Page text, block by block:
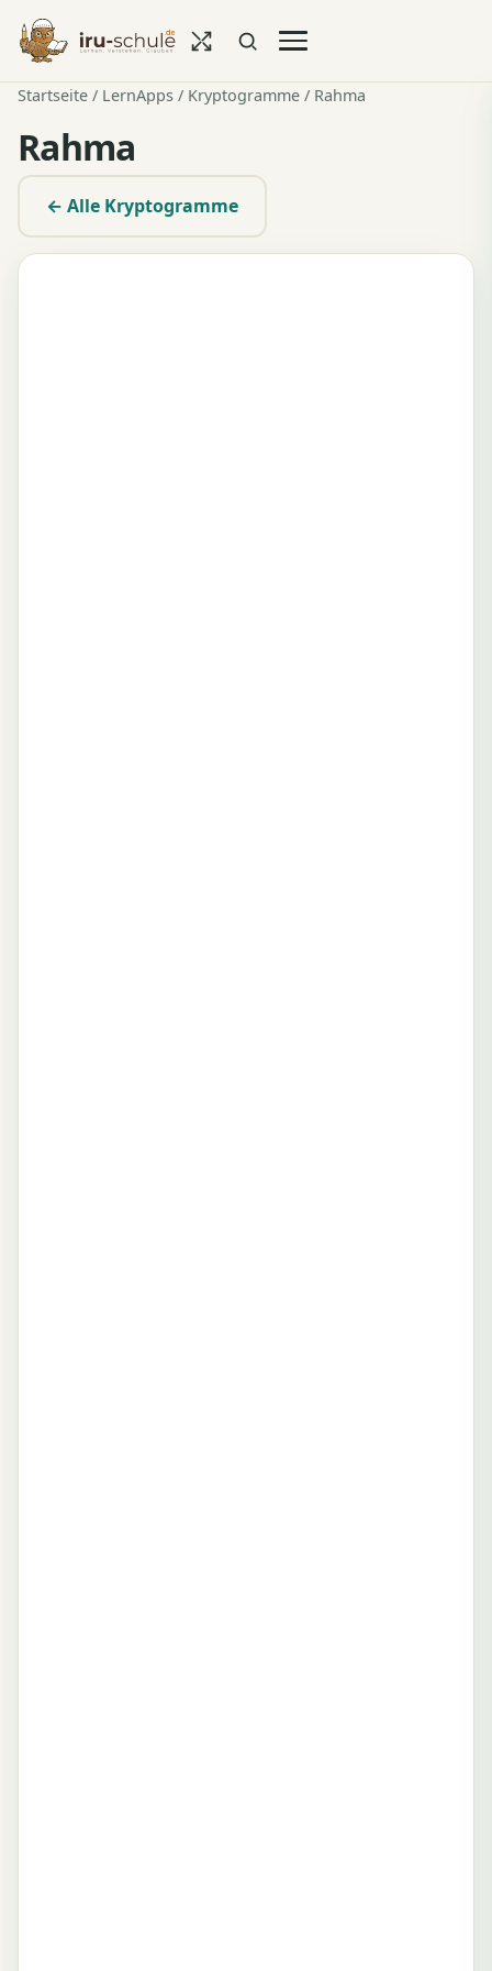
Startseite / LernApps / Kryptogramme / Rahma
Rahma
← Alle Kryptogramme